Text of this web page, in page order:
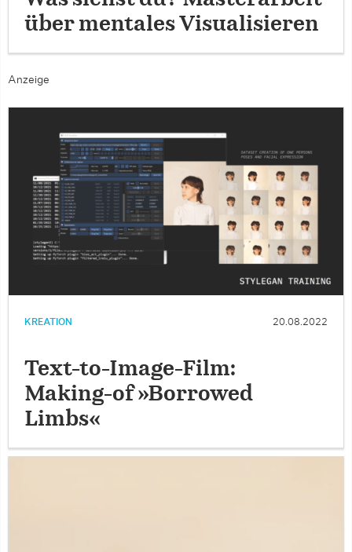
über mentales Visualisieren
Anzeige
KREATION 20.08.2022
Text-to-Image-Film:
Making-of »Borrowed
Limbs«